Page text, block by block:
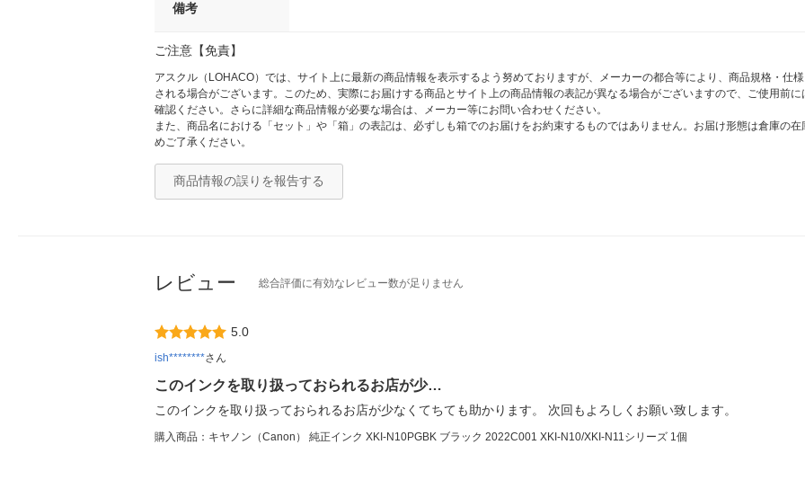
備考
ご注意【免責】
アスクル（LOHACO）では、サイト上に最新の商品情報を表示するよう努めておりますが、メーカーの都合等により、商品規格・仕
される場合がございます。このため、実際にお届けする商品とサイト上の商品情報の表記が異なる場合がございますので、ご使用前
確認ください。さらに詳細な商品情報が必要な場合は、メーカー等にお問い合わせください。
また、商品名における「セット」や「箱」の表記は、必ずしも箱でのお届けをお約束するものではありません。お届け形態は倉庫の
めご了承ください。
商品情報の誤りを報告する
レビュー 総合評価に有効なレビュー数が足りません
5.0
ish********さん
このインクを取り扱っておられるお店が少…
このインクを取り扱っておられるお店が少なくてちても助かります。 次回もよろしくお願い致します。
購入商品：キヤノン（Canon） 純正インク XKI-N10PGBK ブラック 2022C001 XKI-N10/XKI-N11シリーズ 1個